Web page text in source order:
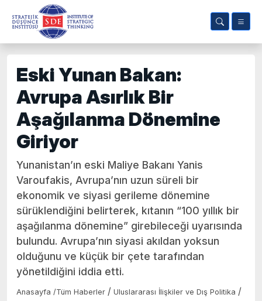
Eski Yunan Bakan:
Avrupa Asırlık Bir
Aşağılanma Dönemine
Giriyor
Yunanistan’ın eski Maliye Bakanı Yanis
Varoufakis, Avrupa’nın uzun süreli bir
ekonomik ve siyasi gerileme dönemine
sürüklendiğini belirterek, kıtanın “100 yıllık bir
aşağılanma dönemine” girebileceği uyarısında
bulundu. Avrupa’nın siyasi akıldan yoksun
olduğunu ve küçük bir çete tarafından
yönetildiğini iddia etti.
Anasayfa /Tüm Haberler / Uluslararası İlişkiler ve Dış Politika /